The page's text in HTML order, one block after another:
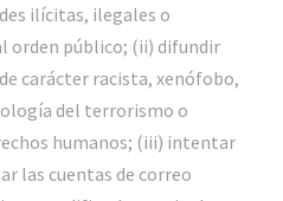
ilícitas, ilegales o
orden público; (ii) difundir
carácter racista, xenófobo,
del terrorismo o
humanos; (iii) intentar
las cuentas de correo